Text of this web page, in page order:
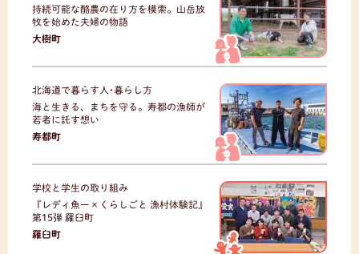
持続可能な酪農の在り方を模索。山岳放
牧を始めた夫婦の物語
大樹町
北海道で暮らす人･暮らし方
海と生きる、まちを守る。寿都の漁師が
若者に託す想い
寿都町
学校と学生の取り組み
『レディ魚ー×くらしごと 漁村体験記』
第15弾 羅臼町
羅臼町